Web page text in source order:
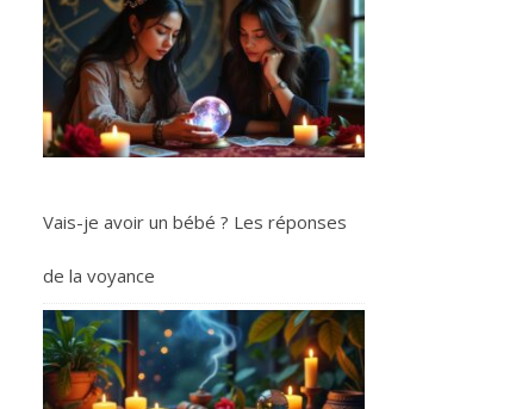
Vais-je avoir un bébé ? Les réponses
de la voyance